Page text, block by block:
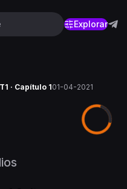
Explorar
T1 · Capítulo 101-04-2021